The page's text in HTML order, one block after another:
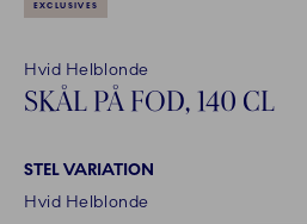
EXCLUSIVES
Hvid Helblonde
SKÅL PÅ FOD, 140 CL
STEL VARIATION
Hvid Helblonde